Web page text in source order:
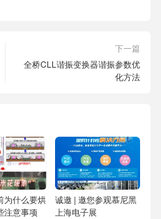
下一篇
全桥CLL谐振变换器谐振参数优
化方法
为什么要烘
注意事项
诚邀 | 邀您参观慕尼黑
上海电子展